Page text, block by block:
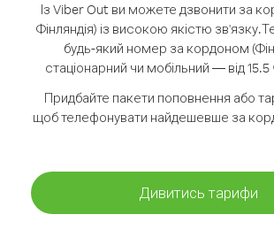
Із Viber Out ви можете дзвонити за
Фінляндія) із високою якістю зв'язку.
будь-який номер за кордоном
стаціонарний чи мобільний — від 15.5
Придбайте пакети поповнення або
щоб телефонувати найдешевше за
Дивитись тарифи